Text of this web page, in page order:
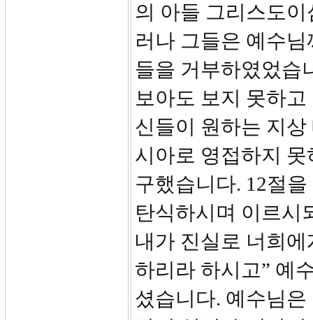
의 아들 그리스도
러나 그들은 예수
들을 거부하였었습
보아도 보지 못하
신들이 원하는 지
시아로 영접하지
구했습니다. 12절
탄식하시며 이르시
내가 진실로 너희
하리라 하시고” 예
셨습니다. 예수님